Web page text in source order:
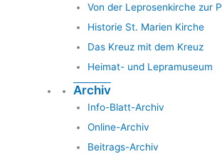
Von der Leprosenkirche zur
Historie St. Marien Kirche
Das Kreuz mit dem Kreuz
Heimat- und Lepramuseum
Archiv
Info-Blatt-Archiv
Online-Archiv
Beitrags-Archiv